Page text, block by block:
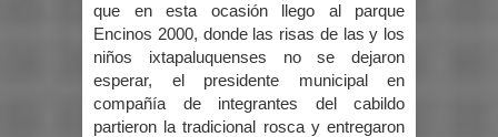
que en esta ocasión llego al parque
Encinos 2000, donde las risas de las y los
niños ixtapaluquenses no se dejaron
esperar, el presidente municipal en
compañía de integrantes del cabildo
partieron la tradicional rosca y entregaron